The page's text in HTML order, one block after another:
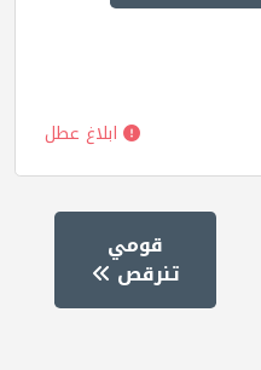
ابلاغ عطل
قومي
تنرقص